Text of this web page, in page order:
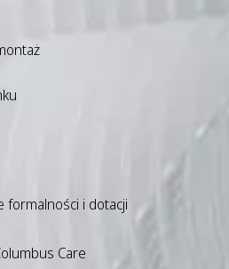
formalności i dotacji
Care